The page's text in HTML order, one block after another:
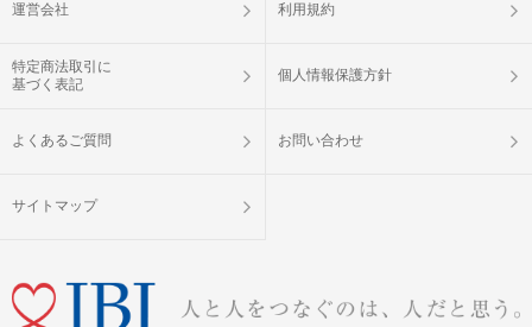
運営会社 利用規約
特定商法取引に
基づく表記
個人情報保護方針
よくあるご質問 お問い合わせ
サイトマップ